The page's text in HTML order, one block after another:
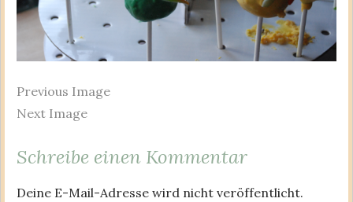
Previous Image
Next Image
Schreibe einen Kommentar
Deine E-Mail-Adresse wird nicht veröffentlicht.